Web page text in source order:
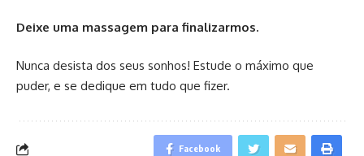
Deixe uma massagem para finalizarmos.
Nunca desista dos seus sonhos! Estude o máximo que
puder, e se dedique em tudo que fizer.
Facebook